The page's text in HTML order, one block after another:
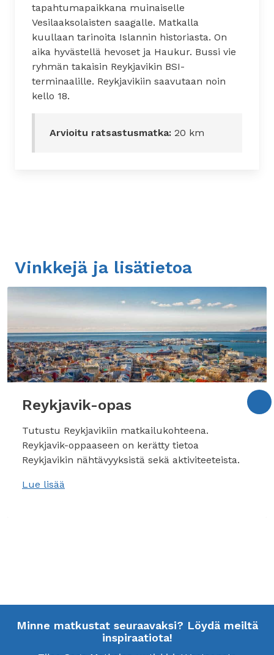
tapahtumapaikkana muinaiselle
Vesilaaksolaisten saagalle. Matkalla
kuullaan tarinoita Islannin historiasta. On
aika hyvästellä hevoset ja Haukur. Bussi vie
ryhmän takaisin Reykjavikin BSI-
terminaalille. Reykjavikiin saavutaan noin
kello 18.
Arvioitu ratsastusmatka: 20 km
Vinkkejä ja lisätietoa
Reykjavik-opas
Tutustu Reykjavikiin matkailukohteena.
Reykjavik-oppaaseen on kerätty tietoa
Reykjavikin nähtävyyksistä sekä aktiviteeteista.
Lue lisää
Minne matkustat seuraavaksi? Löydä meiltä
inspiraatiota!